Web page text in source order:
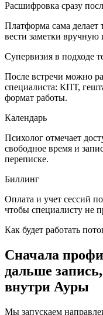
Расшифровка сразу
Платформа сама
вести заметки
Супервизия в подходе
После встречи можно
специалиста: КПТ,
формат работы.
Календарь
Психолог отмечает
свободное время и
переписке.
Биллинг
Оплата и учет сессий
чтобы специалисту не
Как будет работать
Сначала
дальше
внутри Ауры
Мы запускаем